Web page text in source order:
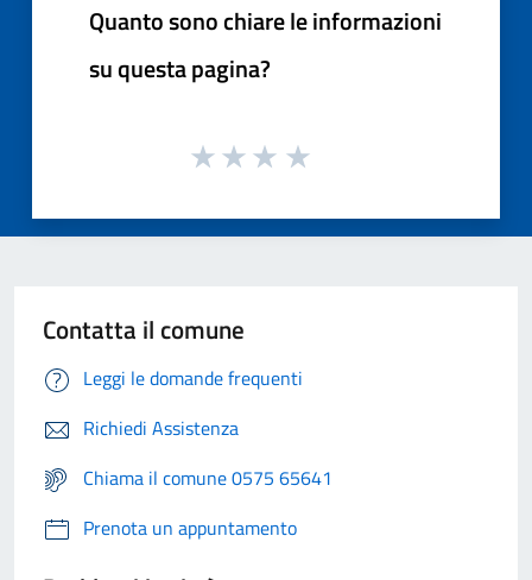
Quanto sono chiare le informazioni
su questa pagina?
Contatta il comune
Leggi le domande frequenti
Richiedi Assistenza
Chiama il comune 0575 65641
Prenota un appuntamento